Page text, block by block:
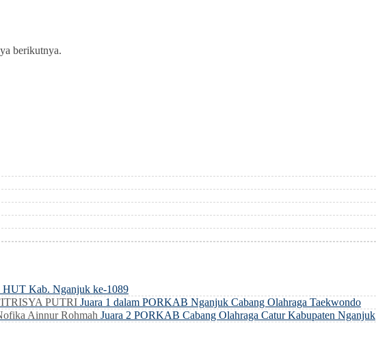
berikutnya.
HUT Kab. Nganjuk ke-1089
PUTRI Juara 1 dalam PORKAB Nganjuk Cabang Olahraga Taekwondo
Ainnur Rohmah Juara 2 PORKAB Cabang Olahraga Catur Kabupaten Nganjuk